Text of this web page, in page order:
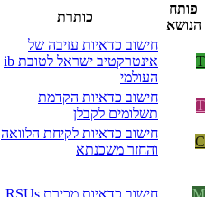
פותח
הנושא
כותרת
T
חישוב כדאיות עזיבה של
אינטרקטיב ישראל לטובת ib
העולמי
T
חישוב כדאיות הקדמת
תשלומים לקבלן
C
חישוב כדאיות לקיחת הלוואה
והחזר משכנתא
M חישוב כדאיות מכירת RSUs